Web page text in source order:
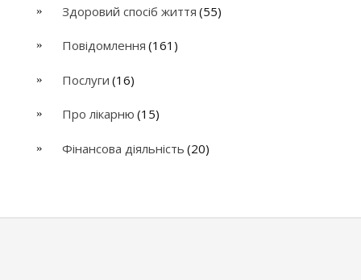
Здоровий спосіб життя (55)
Повідомлення (161)
Послуги (16)
Про лікарню (15)
Фінансова діяльність (20)